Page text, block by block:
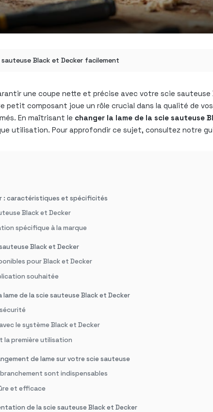
sauteuse Black et Decker facilement
une coupe nette et précise avec votre scie
petit composant joue un rôle crucial dans la qualité de
En maîtrisant le changer la lame de la scie sauteuse
utilisation. Pour approfondir ce sujet, consultez notre
: caractéristiques et spécificités
Black et Decker
spécifique à la marque
Black et Decker
pour Black et Decker
souhaitée
de la scie sauteuse Black et Decker
le système Black et Decker
la première utilisation
de lame sur votre scie sauteuse
sont indispensables
et efficace
de la scie sauteuse Black et Decker